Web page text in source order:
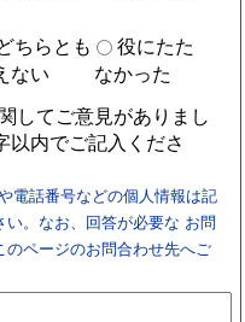
ちらとも
ない
役にたた
なかった
してご意見がありまし
以内でご記入くださ
電話番号などの個人情報は記
い。なお、回答が必要な お問
のページのお問合わせ先へご